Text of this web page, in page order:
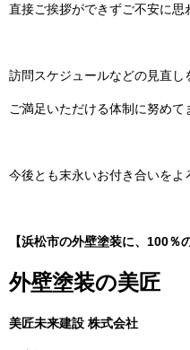
直接ご挨拶ができずご不安に思
訪問スケジュールなどの見直し
ご満足いただける体制に努めて
今後とも末永いお付き合いをよ
【浜松市の外壁塗装に、100％
外壁塗装の美匠
美匠未来建設 株式会社